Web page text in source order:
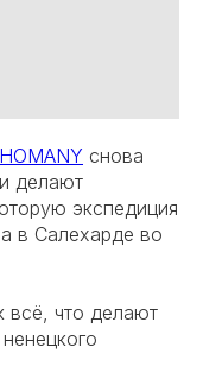
HOMANY снова
делают
экспедиция
в Салехарде во
всё, что делают